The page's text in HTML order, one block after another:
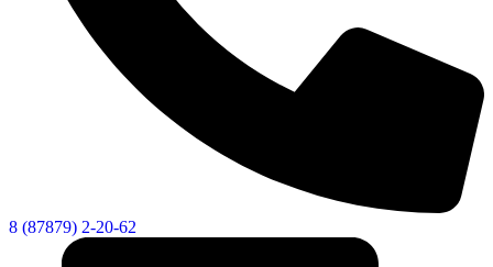
8 (87879) 2-20-62